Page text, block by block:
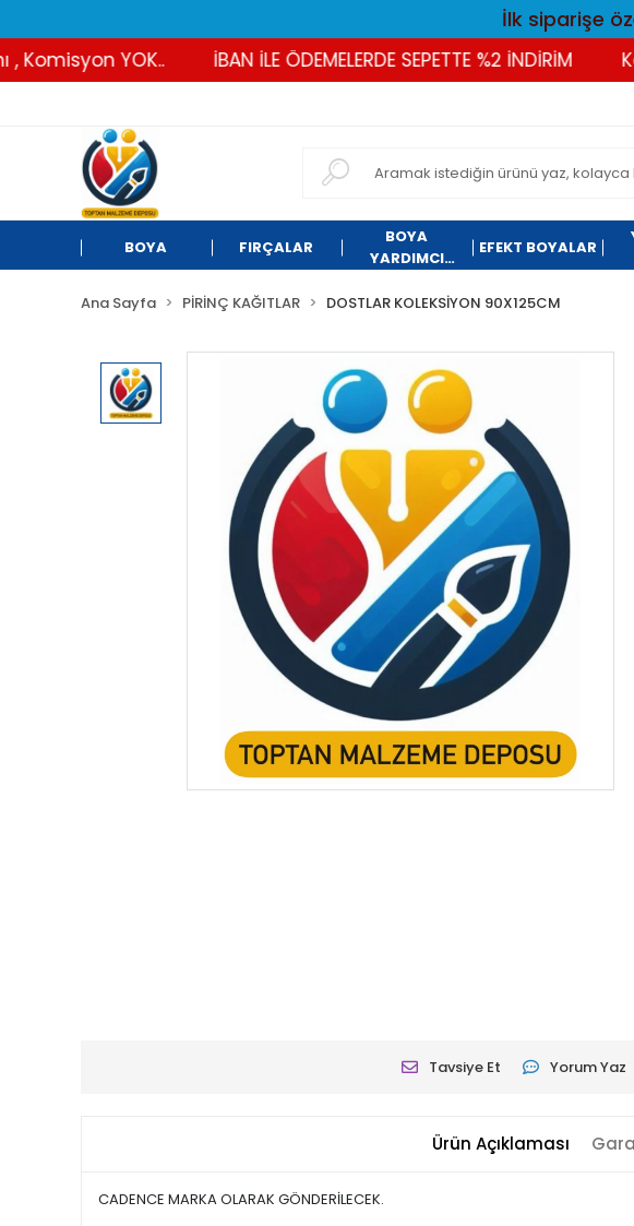
İlk siparişe
YOK.. İBAN İLE ÖDEMELERDE SEPETTE %2 İNDİRİM
BOYA FIRÇALAR
BOYA
YARDIMCI
EFEKT BOYALAR
Ana Sayfa PİRİNÇ KAĞITLAR DOSTLAR KOLEKSİYON 90X125CM
Tavsiye Et Yorum Yaz
Ürün Açıklaması
CADENCE MARKA OLARAK GÖNDERİLECEK.